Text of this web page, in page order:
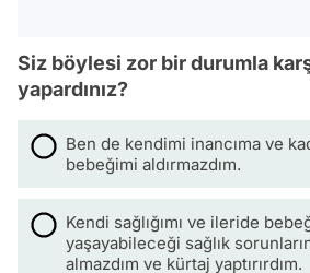
Siz böylesi zor bir durumla
yapardınız?
Ben de kendimi inancıma ve
bebeğimi aldırmazdım.
Kendi sağlığımı ve ileride
yaşayabileceği sağlık
almazdım ve kürtaj yaptırırdım.